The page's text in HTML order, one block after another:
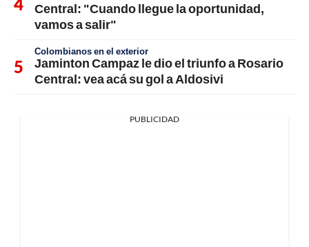
Central: "Cuando llegue la oportunidad,
vamos a salir"
Colombianos en el exterior
Jaminton Campaz le dio el triunfo a Rosario
Central: vea acá su gol a Aldosivi
PUBLICIDAD